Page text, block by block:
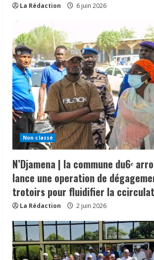
La Rédaction 6 juin 2026
Non classé
N’Djamena | la commune du6ᵉ
lance une operation de
trotoirs pour fluidifier la
La Rédaction 2 juin 2026